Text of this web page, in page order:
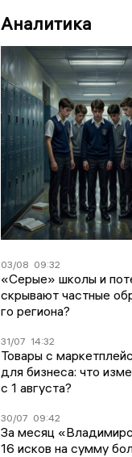
Аналитика
03/08 09:32
«Серые» школы и
скрывают частные
го региона?
31/07 14:32
Товары с
для бизнеса: что
с 1 августа?
30/07 09:42
За месяц
16 исков на сумму